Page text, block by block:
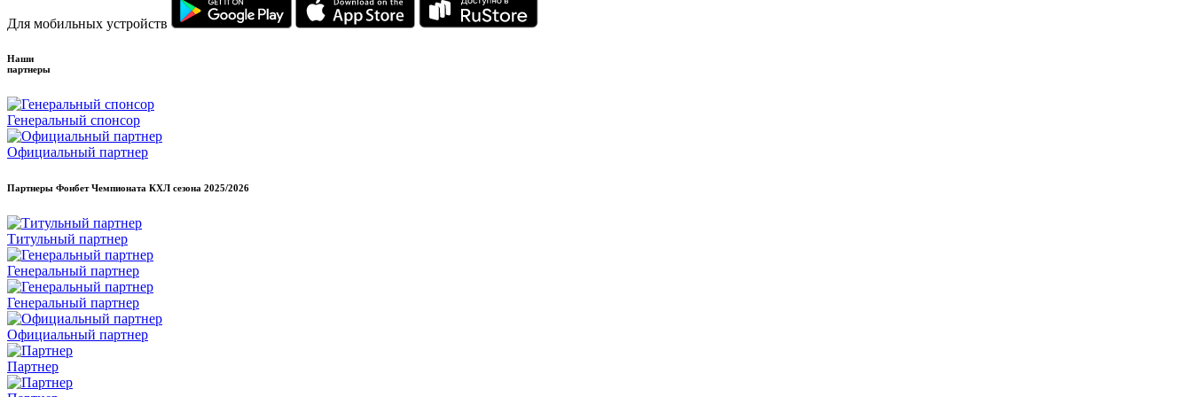
Для мобильных устройств
Наши
партнеры
Генеральный спонсор
Официальный партнер
Партнеры Фонбет Чемпионата КХЛ сезона 2025/2026
Титульный партнер
Генеральный партнер
Генеральный партнер
Официальный партнер
Партнер